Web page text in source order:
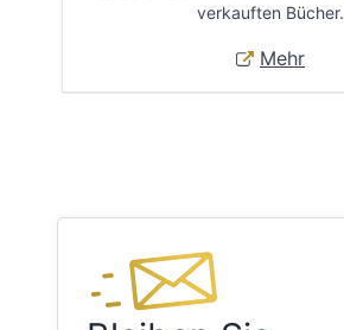
verkauften Bücher.
Mehr